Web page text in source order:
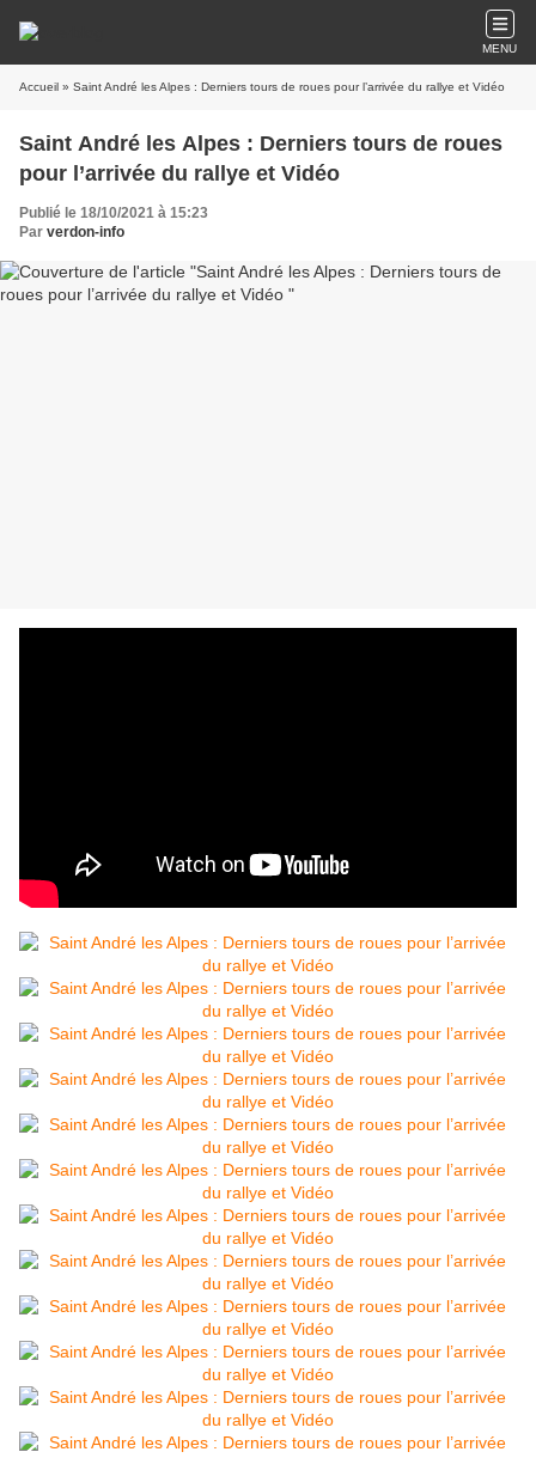
MENU
Accueil » Saint André les Alpes : Derniers tours de roues pour l’arrivée du rallye et Vidéo
Saint André les Alpes : Derniers tours de roues
pour l’arrivée du rallye et Vidéo
Publié le 18/10/2021 à 15:23
Par verdon-info